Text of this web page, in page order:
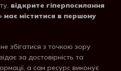
відкрите гіперпосилання
міститися в першому
збігатися з точкою зору
за достовірність та
а сам ресурс виконує